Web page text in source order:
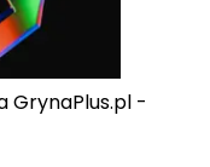
GrynaPlus.pl -